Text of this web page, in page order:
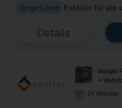
Junge Leute Exklusiv für alle
Details
Google
+
24 Monate